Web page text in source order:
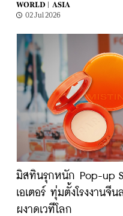
WORLD |
ASIA
02 Jul 2026
มิสทินรุกหนัก Pop-up
เอเตอร์ ทุ่มตั้งโรงงาน
ผงาดเวทีโลก